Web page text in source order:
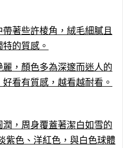
著些許棱角，絨毛細膩且
的質感。
，顏色多為深邃而迷人的
看有質感，越看越耐看。
，周身覆蓋著潔白如雪的
紫色、洋紅色，與白色球體